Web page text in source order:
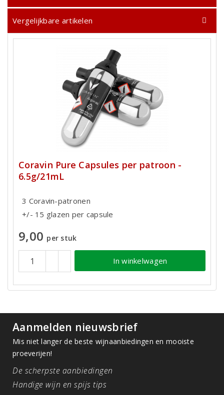
Vergelijkbare artikelen
Coravin Pure Capsules per patroon -
6.5g/21mL
3 Coravin-patronen
+/- 15 glazen per capsule
9,00 per stuk
In winkelwagen
Aanmelden nieuwsbrief
Mis niet langer de beste wijnaanbiedingen en mooiste
proeverijen!
De scherpste aanbiedingen
Handige wijn en spijs tips